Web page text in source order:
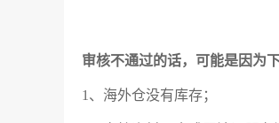
审核不通过的话，可能是因为
1、海外仓没有库存；